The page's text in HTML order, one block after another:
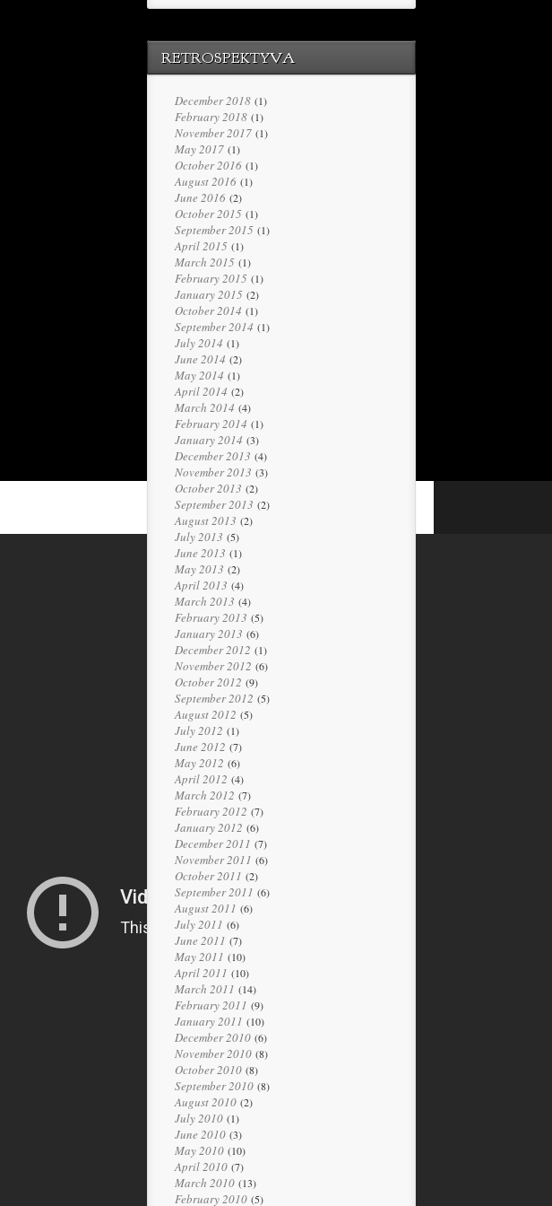
RETROSPEKTYVA
December 2018 (1)
February 2018 (1)
November 2017 (1)
May 2017 (1)
October 2016 (1)
August 2016 (1)
June 2016 (2)
October 2015 (1)
September 2015 (1)
April 2015 (1)
March 2015 (1)
February 2015 (1)
January 2015 (2)
October 2014 (1)
September 2014 (1)
July 2014 (1)
June 2014 (2)
May 2014 (1)
April 2014 (2)
March 2014 (4)
February 2014 (1)
January 2014 (3)
December 2013 (4)
November 2013 (3)
October 2013 (2)
September 2013 (2)
August 2013 (2)
July 2013 (5)
June 2013 (1)
May 2013 (2)
April 2013 (4)
March 2013 (4)
February 2013 (5)
January 2013 (6)
December 2012 (1)
November 2012 (6)
October 2012 (9)
September 2012 (5)
August 2012 (5)
July 2012 (1)
June 2012 (7)
May 2012 (6)
April 2012 (4)
March 2012 (7)
February 2012 (7)
January 2012 (6)
December 2011 (7)
November 2011 (6)
October 2011 (2)
September 2011 (6)
August 2011 (6)
July 2011 (6)
June 2011 (7)
May 2011 (10)
April 2011 (10)
March 2011 (14)
February 2011 (9)
January 2011 (10)
December 2010 (6)
November 2010 (8)
October 2010 (8)
September 2010 (8)
August 2010 (2)
July 2010 (1)
June 2010 (3)
May 2010 (10)
April 2010 (7)
March 2010 (13)
February 2010 (5)